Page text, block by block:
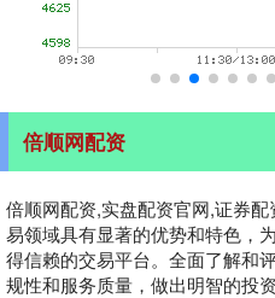
倍顺网配资
倍顺网配资,实盘配资官网,证券
易领域具有显著的优势和特色，
得信赖的交易平台。全面了解和
规性和服务质量，做出明智的投资